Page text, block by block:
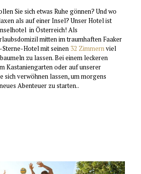
Sie sich etwas Ruhe gönnen? Und wo
als auf einer Insel? Unser Hotel ist
in Österreich! Als
mitten im traumhaften Faaker
Sterne-Hotel mit seinen 32 Zimmernviel
zu lassen. Bei einem leckeren
Kastaniengarten oder auf unserer
sich verwöhnen lassen, um morgens
Abenteuer zu starten..